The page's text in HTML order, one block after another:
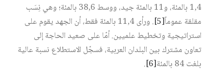
1,4 بالمئة، و11 بالمئة جيد، ووسط 38,6 بالمئة؛ وهي نِسَب
مقلقة عموماً[5]
. ورأى 11,4 بالمئة فقط، أن الجهد يقوم على
استراتيجية وتخطيط علميين. أمّا على صعيد الحاجة إلى
تعاون مشترك بين البلدان العربية، فسجّل الاستطلاع نسبة عالية
بلغت 84 بالمئة
[6]
.